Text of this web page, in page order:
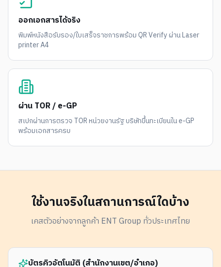
ออกเอกสารได้จริง
พิมพ์หนังสือรับรอง/ใบเสร็จราชการพร้อม QR Verify ผ่าน Laser
printer A4
ผ่าน TOR / e-GP
สเปกผ่านการตรวจ TOR หน่วยงานรัฐ บริษัทขึ้นทะเบียนใน e-GP
พร้อมเอกสารครบ
ใช้งานจริงในสถานการณ์ใดบ้าง
เคสตัวอย่างจากลูกค้า ENT Group ทั่วประเทศไทย
บัตรคิวอัตโนมัติ (สำนักงานเขต/อำเภอ)